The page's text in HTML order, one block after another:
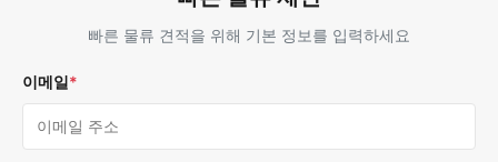
빠른 물류 견적을 위해 기본 정보를 입력하세요
이메일*